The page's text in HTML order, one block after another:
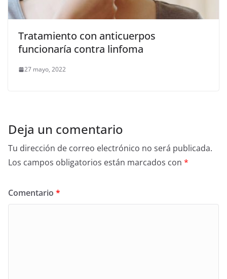
Tratamiento con anticuerpos
funcionaría contra linfoma
27 mayo, 2022
Deja un comentario
Tu dirección de correo electrónico no será publicada.
Los campos obligatorios están marcados con *
Comentario *